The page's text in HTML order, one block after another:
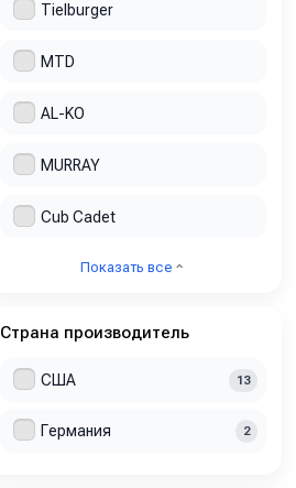
Tielburger
MTD
AL-KO
MURRAY
Cub Cadet
Показать все
Страна производитель
США 13
Германия 2